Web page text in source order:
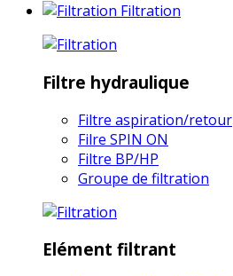
Filtration
Filtre hydraulique
Filtre aspiration/retour
Filre SPIN ON
Filtre BP/HP
Groupe de filtration
Elément filtrant